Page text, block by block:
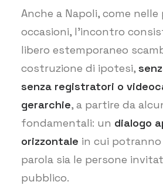
Anche a Napoli, come
occasioni, l’incontro
libero estemporaneo
costruzione di ipotesi,
senza registratori o
gerarchie, a partire da
fondamentali: un dialogo
orizzontale in cui
parola sia le persone
pubblico.